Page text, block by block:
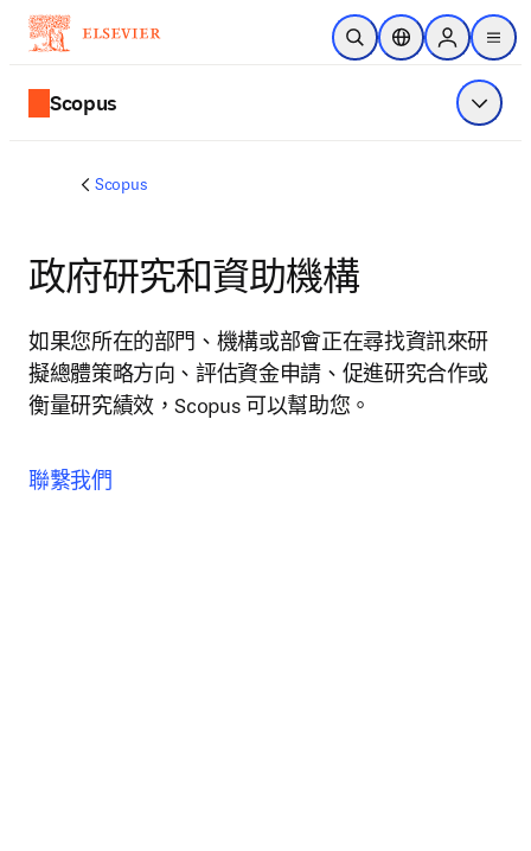
跳到主要內容
公開搜尋位置選擇器Sign in to
menu
Scopus 顯示選
Scopus
政府研究和資助機構
如果您所在的部門、機構或部會正在尋找資訊來研
擬總體策略方向、評估資金申請、促進研究合作或
衡量研究績效，Scopus 可以幫助您。
聯繫我們